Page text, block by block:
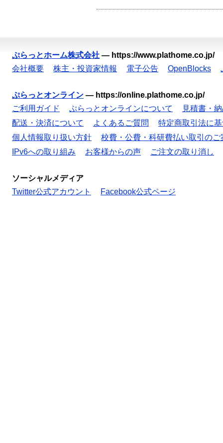
ぷらっとホーム株式会社 — https://www.plathome.co.jp/
会社概要
株主・投資家情報 電子公告 OpenBlocks
ぷらっとオンライン — https://online.plathome.co.jp/
ご利用ガイド
ぷらっとオンラインについて
見積書・
配送・決済について
よくあるご質問
特定商取引法に
個人情報取り扱い方針
校費・公費・科研費払い取引のご
IPv6への取り組み
お客様からの声 ご注文の取り消し
ソーシャルメディア
Twitter公式アカウント
Facebook公式ページ